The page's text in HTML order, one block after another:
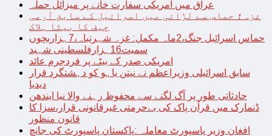
عراق میں امریکی سفارت خانے پر میزائل حملہ
غزہ؛ حماس سے لڑائی میں اسرائیل کے سابق آرمی
چیف کا بیٹا ہلاک
حماس اسرائیل جنگ،2ماہ مکمل: غزہ شہرتباہ،7ہزاربچوں
سمیت16ہزارفلسطینی شہید
امریکی صدر کے بیٹے پر فردجرم عائد
سابق اسرائیلی وزیراعظم نے نیتن یاہو کو دہشتگرد قرار
دیدیا
حادثاتی طور پر آگ لگنے سے محفوظ رہنے والا نیا ایندھن
ڈنمارک میں قرآن پاک کی بےحرمتی غیرقانونی قرار،سزا کا
قانون منظور
افغان وزیر پاسپورٹ معاملہ :پاکستان پاسپورٹ کی جانچ